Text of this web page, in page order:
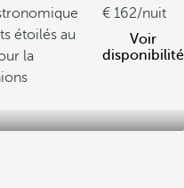
étoilés au
la
162/nuit
Voir
disponibilité